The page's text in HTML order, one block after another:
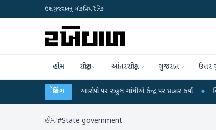
ઉત્તર ગુજરાતનું લોકપ્રિય દૈનિક
હોમ રાષ્ટ્રીય આંતરરાષ્ટ્રીય ગુજરાત ઉત્તર
બ્રેકિંગ
પરીક્ષા લીકના આરોપો પર રાહુલ ગાંધીએ કેન્દ્ર પર પ્રહાર કર્યા ● હિંમતનગરમાં
હોમ/#State government